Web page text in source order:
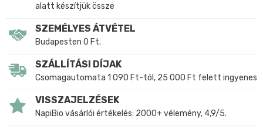
alatt készítjük össze
SZEMÉLYES ÁTVÉTEL
Budapesten 0 Ft.
SZÁLLÍTÁSI DÍJAK
Csomagautomata 1 090 Ft-tól, 25 000 Ft felett ingyenes
VISSZAJELZÉSEK
NapiBio vásárlói értékelés: 2000+ vélemény, 4,9/5.